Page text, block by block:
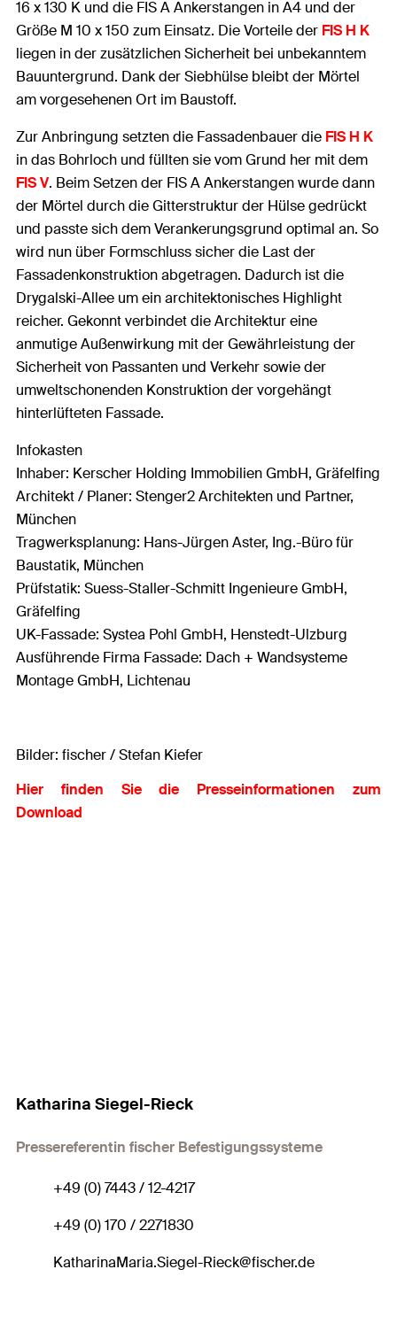
16 x 130 K und die FIS A Ankerstangen in A4 und der
Größe M 10 x 150 zum Einsatz. Die Vorteile der FIS H K
liegen in der zusätzlichen Sicherheit bei unbekanntem
Bauuntergrund. Dank der Siebhülse bleibt der Mörtel
am vorgesehenen Ort im Baustoff.
Zur Anbringung setzten die Fassadenbauer die FIS H K
in das Bohrloch und füllten sie vom Grund her mit dem
FIS V. Beim Setzen der FIS A Ankerstangen wurde dann
der Mörtel durch die Gitterstruktur der Hülse gedrückt
und passte sich dem Verankerungsgrund optimal an. So
wird nun über Formschluss sicher die Last der
Fassadenkonstruktion abgetragen. Dadurch ist die
Drygalski-Allee um ein architektonisches Highlight
reicher. Gekonnt verbindet die Architektur eine
anmutige Außenwirkung mit der Gewährleistung der
Sicherheit von Passanten und Verkehr sowie der
umweltschonenden Konstruktion der vorgehängt
hinterlüfteten Fassade.
Infokasten
Inhaber: Kerscher Holding Immobilien GmbH, Gräfelfing
Architekt / Planer: Stenger2 Architekten und Partner,
München
Tragwerksplanung: Hans-Jürgen Aster, Ing.-Büro für
Baustatik, München
Prüfstatik: Suess-Staller-Schmitt Ingenieure GmbH,
Gräfelfing
UK-Fassade: Systea Pohl GmbH, Henstedt-Ulzburg
Ausführende Firma Fassade: Dach + Wandsysteme
Montage GmbH, Lichtenau
Bilder: fischer / Stefan Kiefer
Hier finden Sie die Presseinformationen zum
Download
Katharina Siegel-Rieck
Pressereferentin fischer Befestigungssysteme
+49 (0) 7443 / 12-4217
+49 (0) 170 / 2271830
KatharinaMaria.Siegel-Rieck@fischer.de